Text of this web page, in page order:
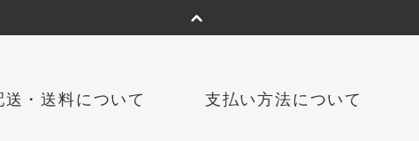
送・送料について 支払い方法について